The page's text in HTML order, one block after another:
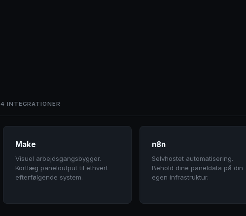
4 INTEGRATIONER
Make
Visuel arbejdsgangsbygger.
Kortlæg paneloutput til ethvert
efterfølgende system.
n8n
Selvhostet automatisering.
Behold dine paneldata på din
egen infrastruktur.